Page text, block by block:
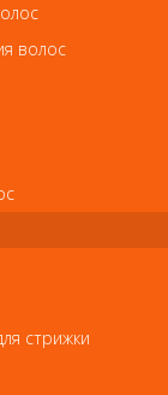
отличаться
вида и
и описанием
волос
стрижки